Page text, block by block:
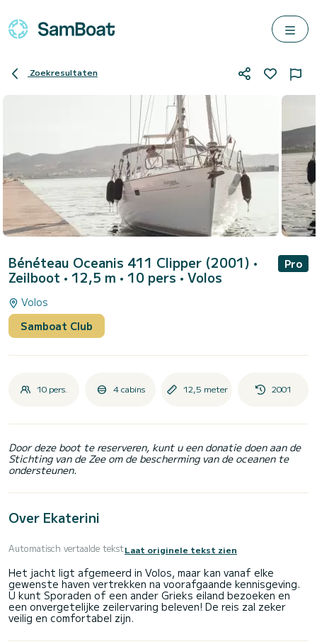
Zoekresultaten
Bénéteau Oceanis 411 Clipper (2001) •
Zeilboot • 12,5 m • 10 pers • Volos
Pro
Volos
Samboat Club
10 pers. 4 cabins 12,5 meter 2001
Door deze boot te reserveren, kunt u een donatie doen aan de
Stichting van de Zee om de bescherming van de oceanen te
ondersteunen.
Over Ekaterini
Automatisch vertaalde tekstLaat originele tekst zien
Het jacht ligt afgemeerd in Volos, maar kan vanaf elke
gewenste haven vertrekken na voorafgaande kennisgeving.
U kunt Sporaden of een ander Grieks eiland bezoeken en
een onvergetelijke zeilervaring beleven! De reis zal zeker